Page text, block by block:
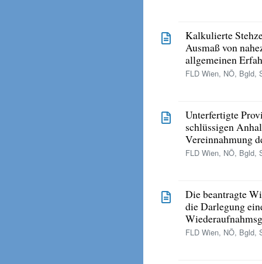
Kalkulierte
Ausmaß von
allgemeinen
FLD Wien, NÖ, Bgld,
Unterfertigte
schlüssigen
Vereinnahmung
FLD Wien, NÖ, Bgld,
Die beantragte
die Darlegung
FLD Wien, NÖ, Bgld,